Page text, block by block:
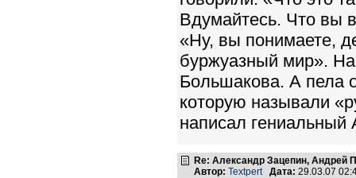
Вдумайтесь. Что вы
«Ну, вы понимаете,
буржуазный мир».
Большакова. А пела
которую называли
написал гениальный
Re: Александр Зацепин, Андрей
Автор: Textpert Дата: 29.03.07